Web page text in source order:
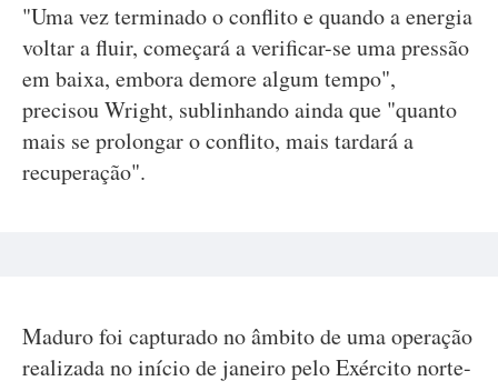
"Uma vez terminado o conflito e quando a energia
voltar a fluir, começará a verificar-se uma pressão
em baixa, embora demore algum tempo",
precisou Wright, sublinhando ainda que "quanto
mais se prolongar o conflito, mais tardará a
recuperação".
Maduro foi capturado no âmbito de uma operação
realizada no início de janeiro pelo Exército norte-